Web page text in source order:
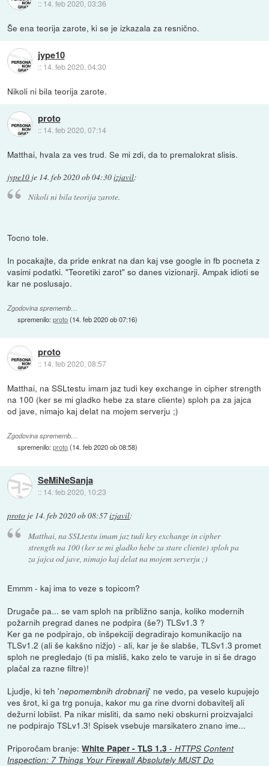
:: 14. feb 2020, 03:36
Še ena teorija zarote, ki se je izkazala za resnično.
jype10
:: 14. feb 2020, 04:30
Nikoli ni bila teorija zarote.
proto
:: 14. feb 2020, 07:14
Matthai, hvala za ves trud. Se mi zdi, da to premalokrat slisis.
jype10 je 14. feb 2020 ob 04:30izjavil:
Nikoli ni bila teorija zarote.
Tocno tole.
In pocakajte, da pride enkrat na dan kaj vse google in fb pocneta z
vasimi podatki. "Teoretiki zarot" so danes vizionarji. Ampak idioti se
kar ne poslusajo.
Zgodovina sprememb…
spremenilo:proto(14. feb 2020 ob 07:16)
proto
:: 14. feb 2020, 08:57
Matthai, na SSLtestu imam jaz tudi key exchange in cipher strength
na 100 (ker se mi gladko hebe za stare cliente) sploh pa za jajca
od jave, nimajo kaj delat na mojem serverju ;)
Zgodovina sprememb…
spremenilo:proto(14. feb 2020 ob 08:58)
SeMiNeSanja
:: 14. feb 2020, 10:23
proto je 14. feb 2020 ob 08:57izjavil:
Matthai, na SSLtestu imam jaz tudi key exchange in cipher
strength na 100 (ker se mi gladko hebe za stare cliente) sploh pa
za jajca od jave, nimajo kaj delat na mojem serverju ;)
Emmm - kaj ima to veze s topicom?
Drugače pa... se vam sploh na približno sanja, koliko modernih
požarnih pregrad danes ne podpira (še?) TLSv1.3 ?
Ker ga ne podpirajo, ob inšpekciji degradirajo komunikacijo na
TLSv1.2 (ali še kakšno nižjo) - ali, kar je še slabše, TLSv1.3 promet
sploh ne pregledajo (ti pa misliš, kako zelo te varuje in si še drago
plačal za razne filtre)!
Ljudje, ki teh 'nepomembnih drobnarij' ne vedo, pa veselo kupujejo
ves šrot, ki ga trg ponuja, kakor mu ga rine dvorni dobavitelj ali
dežurni lobiist. Pa nikar misliti, da samo neki obskurni proizvajalci
ne podpirajo TSLv1.3! Spisek vsebuje marsikatero znano ime...
Priporočam branje:White Paper - TLS 1.3 -HTTPS Content
Inspection: 7 Things Your Firewall Absolutely MUST Do